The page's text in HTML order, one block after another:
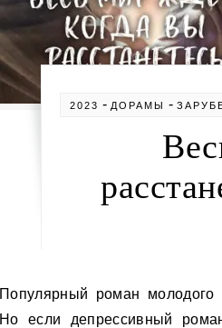
2023 - ДОРАМЫ -
Популярный роман молодого писателя Цзи Шу собираются экранизировать для телевидения.
Но если депрессивный